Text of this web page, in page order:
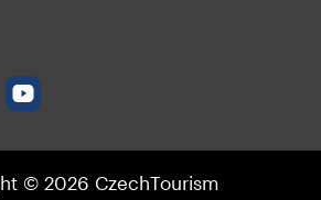
© 2026 CzechTourism